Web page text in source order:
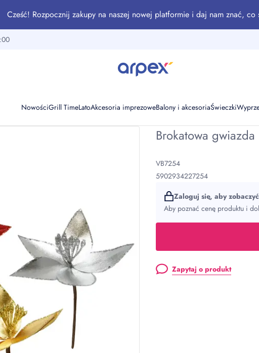
Cześć! Rozpocznij zakupy na naszej nowej platformie i daj nam znać, co
NowościGrill TimeLatoAkcesoria imprezoweBalony i akcesoriaŚwieczki
Brokatowa
VB7254
5902934227254
Zaloguj się, aby
Aby poznać cenę produktu i
Zapytaj o produkt